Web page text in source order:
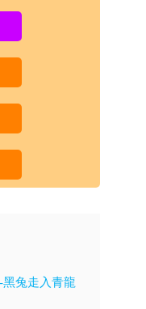
兔走入青龍